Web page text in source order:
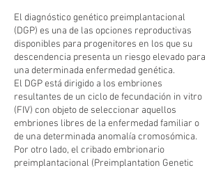
El diagnóstico genético preimplantacional
(DGP) es una de las opciones reproductivas
disponibles para progenitores en los que su
descendencia presenta un riesgo elevado para
una determinada enfermedad genética.
El DGP está dirigido a los embriones
resultantes de un ciclo de fecundación in vitro
(FIV) con objeto de seleccionar aquellos
embriones libres de la enfermedad familiar o
de una determinada anomalía cromosómica.
Por otro lado, el cribado embrionario
preimplantacional (Preimplantation Genetic